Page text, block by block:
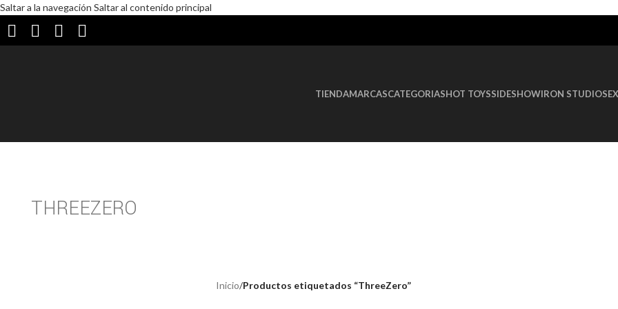
Saltar a la navegación Saltar al contenido principal
TIENDAMARCASCATEGORIASHOT TOYSSIDESHOWIRON STUDIOS
THREEZERO
Inicio/Productos etiquetados “ThreeZero”